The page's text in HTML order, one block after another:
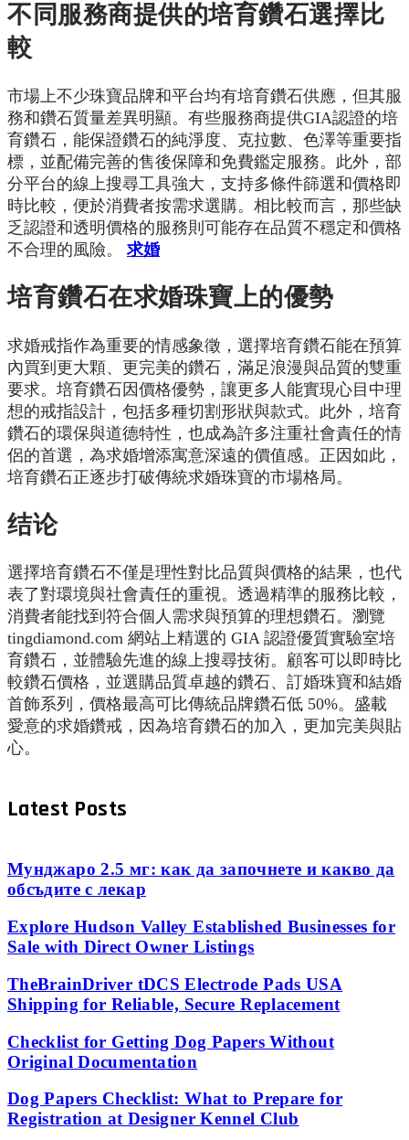
不同服務商提供的培育鑽石選擇比
較
市場上不少珠寶品牌和平台均有培育鑽石供應，但其服
務和鑽石質量差異明顯。有些服務商提供GIA認證的培
育鑽石，能保證鑽石的純淨度、克拉數、色澤等重要指
標，並配備完善的售後保障和免費鑑定服務。此外，部
分平台的線上搜尋工具強大，支持多條件篩選和價格即
時比較，便於消費者按需求選購。相比較而言，那些缺
乏認證和透明價格的服務則可能存在品質不穩定和價格
不合理的風險。 求婚
培育鑽石在求婚珠寶上的優勢
求婚戒指作為重要的情感象徵，選擇培育鑽石能在預算
內買到更大顆、更完美的鑽石，滿足浪漫與品質的雙重
要求。培育鑽石因價格優勢，讓更多人能實現心目中理
想的戒指設計，包括多種切割形狀與款式。此外，培育
鑽石的環保與道德特性，也成為許多注重社會責任的情
侶的首選，為求婚增添寓意深遠的價值感。正因如此，
培育鑽石正逐步打破傳統求婚珠寶的市場格局。
结论
選擇培育鑽石不僅是理性對比品質與價格的結果，也代
表了對環境與社會責任的重視。透過精準的服務比較，
消費者能找到符合個人需求與預算的理想鑽石。瀏覽
tingdiamond.com 網站上精選的 GIA 認證優質實驗室培
育鑽石，並體驗先進的線上搜尋技術。顧客可以即時比
較鑽石價格，並選購品質卓越的鑽石、訂婚珠寶和結婚
首飾系列，價格最高可比傳統品牌鑽石低 50%。盛載
愛意的求婚鑽戒，因為培育鑽石的加入，更加完美與貼
心。
Latest Posts
Мунджаро 2.5 мг: как да започнете и какво да
обсъдите с лекар
Explore Hudson Valley Established Businesses for
Sale with Direct Owner Listings
TheBrainDriver tDCS Electrode Pads USA
Shipping for Reliable, Secure Replacement
Checklist for Getting Dog Papers Without
Original Documentation
Dog Papers Checklist: What to Prepare for
Registration at Designer Kennel Club